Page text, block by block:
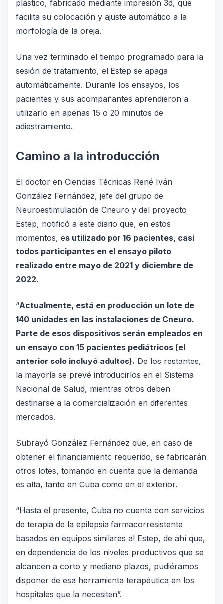
plástico, fabricado mediante impresión 3d, que
facilita su colocación y ajuste automático a la
morfología de la oreja.
Una vez terminado el tiempo programado para la
sesión de tratamiento, el Estep se apaga
automáticamente. Durante los ensayos, los
pacientes y sus acompañantes aprendieron a
utilizarlo en apenas 15 o 20 minutos de
adiestramiento.
Camino a la introducción
El doctor en Ciencias Técnicas René Iván
González Fernández, jefe del grupo de
Neuroestimulación de Cneuro y del proyecto
Estep, notificó a este diario que, en estos
momentos, es utilizado por 16 pacientes, casi
todos participantes en el ensayo piloto
realizado entre mayo de 2021 y diciembre de
2022.
“Actualmente, está en producción un lote de
140 unidades en las instalaciones de Cneuro.
Parte de esos dispositivos serán empleados en
un ensayo con 15 pacientes pediátricos (el
anterior solo incluyó adultos). De los restantes,
la mayoría se prevé introducirlos en el Sistema
Nacional de Salud, mientras otros deben
destinarse a la comercialización en diferentes
mercados.
Subrayó González Fernández que, en caso de
obtener el financiamiento requerido, se fabricarán
otros lotes, tomando en cuenta que la demanda
es alta, tanto en Cuba como en el exterior.
“Hasta el presente, Cuba no cuenta con servicios
de terapia de la epilepsia farmacorresistente
basados en equipos similares al Estep, de ahí que,
en dependencia de los niveles productivos que se
alcancen a corto y mediano plazos, pudiéramos
disponer de esa herramienta terapéutica en los
hospitales que la necesiten”.